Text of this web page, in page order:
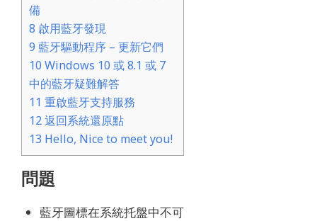
備
8 啟用藍牙發現
9 藍牙驅動程序 – 更新它們
10 Windows 10 或 8.1 或 7
中的藍牙疑難解答
11 重啟藍牙支持服務
12返回系統還原點
13 Hello, Nice to meet you!
問題
藍牙圖標在系統托盤中不可